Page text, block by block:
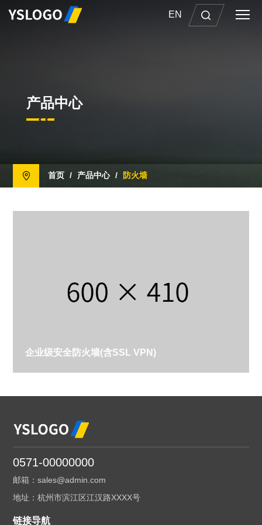
EN
产品中心
首页 / 产品中心 / 防火墙
企业级安全防火墙(含SSL VPN)
0571-00000000
邮箱：sales@admin.com
地址：杭州市滨江区江汉路XXXX号
链接导航